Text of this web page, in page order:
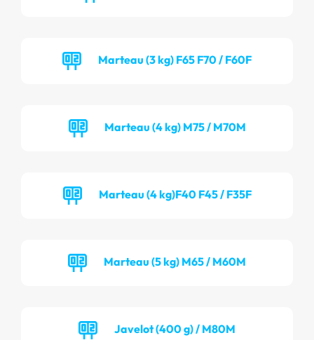
Marteau (3 kg) F65 F70 / F60F
Marteau (4 kg) M75 / M70M
Marteau (4 kg)F40 F45 / F35F
Marteau (5 kg) M65 / M60M
Javelot (400 g) / M80M